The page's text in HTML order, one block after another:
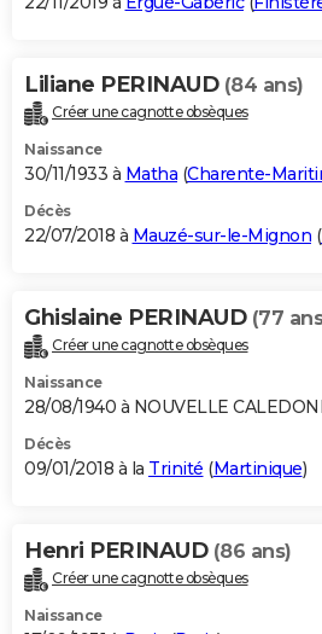
Liliane PERINAUD (84 ans)
Créer une cagnotte obsèques
Naissance
30/11/1933 à Matha (Charente-
Décès
22/07/2018 à Mauzé-sur-le-Mignon (
Ghislaine PERINAUD (77
Créer une cagnotte obsèques
Naissance
28/08/1940 à NOUVELLE
Décès
09/01/2018 à la Trinité (Martinique)
Henri PERINAUD (86 ans)
Créer une cagnotte obsèques
Naissance